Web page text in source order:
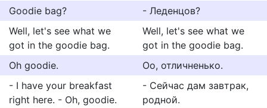
Goodie bag?
- Леденцов?
Well, let's see what we
got in the goodie bag.
Well, let's see what we
got in the goodie bag.
Oh goodie.
Оо, отличненько.
- I have your breakfast
right here. - Oh, goodie.
- Сейчас дам завтрак,
родной.